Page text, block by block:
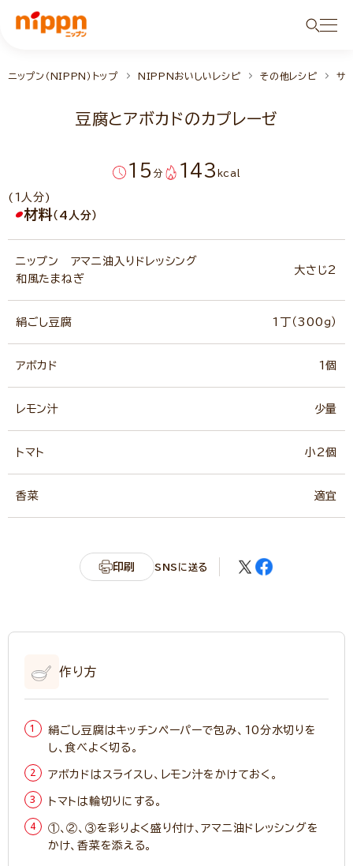
ニップン（NIPPN）トップ NIPPNおいしいレシピ その他レシピ サ
豆腐とアボカドのカプレーゼ
15 分 143 kcal
(1人分)
材料（4人分）
ニップン アマニ油入りドレッシング
和風たまねぎ
大さじ2
絹ごし豆腐 1丁（300ｇ）
アボカド 1個
レモン汁 少量
トマト 小2個
香菜 適宜
印刷 SNSに送る
作り方
絹ごし豆腐はキッチンペーパーで包み、10分水切りを
し、食べよく切る。
アボカドはスライスし、レモン汁をかけておく。
トマトは輪切りにする。
①、②、③を彩りよく盛り付け、アマニ油ドレッシングを
かけ、香菜を添える。